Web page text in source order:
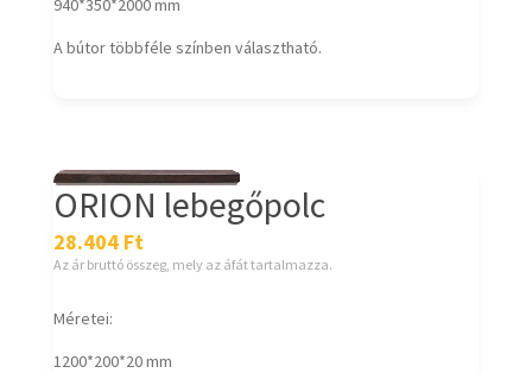
940*350*2000 mm
A bútor többféle színben választható.
ORION lebegőpolc
28.404 Ft
Az ár bruttó összeg, mely az áfát tartalmazza.
Méretei:
1200*200*20 mm